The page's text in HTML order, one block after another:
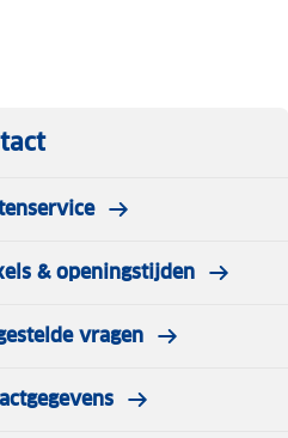
& openingstijden
vragen